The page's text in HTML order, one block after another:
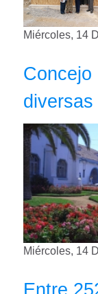
Miércoles, 14
Concejo
Miércoles, 14
Entre